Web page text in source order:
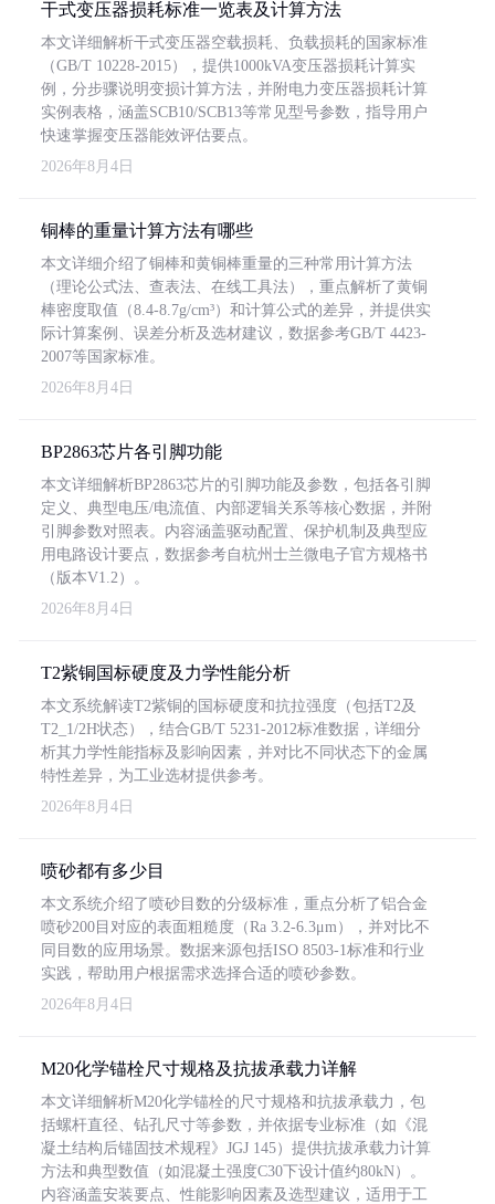
干式变压器损耗标准一览表及计算方法
本文详细解析干式变压器空载损耗、负载损耗的国家标准
（GB/T 10228-2015），提供1000kVA变压器损耗计算实
例，分步骤说明变损计算方法，并附电力变压器损耗计算
实例表格，涵盖SCB10/SCB13等常见型号参数，指导用户
快速掌握变压器能效评估要点。
2026年8月4日
铜棒的重量计算方法有哪些
本文详细介绍了铜棒和黄铜棒重量的三种常用计算方法
（理论公式法、查表法、在线工具法），重点解析了黄铜
棒密度取值（8.4-8.7g/cm³）和计算公式的差异，并提供实
际计算案例、误差分析及选材建议，数据参考GB/T 4423-
2007等国家标准。
2026年8月4日
BP2863芯片各引脚功能
本文详细解析BP2863芯片的引脚功能及参数，包括各引脚
定义、典型电压/电流值、内部逻辑关系等核心数据，并附
引脚参数对照表。内容涵盖驱动配置、保护机制及典型应
用电路设计要点，数据参考自杭州士兰微电子官方规格书
（版本V1.2）。
2026年8月4日
T2紫铜国标硬度及力学性能分析
本文系统解读T2紫铜的国标硬度和抗拉强度（包括T2及
T2_1/2H状态），结合GB/T 5231-2012标准数据，详细分
析其力学性能指标及影响因素，并对比不同状态下的金属
特性差异，为工业选材提供参考。
2026年8月4日
喷砂都有多少目
本文系统介绍了喷砂目数的分级标准，重点分析了铝合金
喷砂200目对应的表面粗糙度（Ra 3.2-6.3μm），并对比不
同目数的应用场景。数据来源包括ISO 8503-1标准和行业
实践，帮助用户根据需求选择合适的喷砂参数。
2026年8月4日
M20化学锚栓尺寸规格及抗拔承载力详解
本文详细解析M20化学锚栓的尺寸规格和抗拔承载力，包
括螺杆直径、钻孔尺寸等参数，并依据专业标准（如《混
凝土结构后锚固技术规程》JGJ 145）提供抗拔承载力计算
方法和典型数值（如混凝土强度C30下设计值约80kN）。
内容涵盖安装要点、性能影响因素及选型建议，适用于工